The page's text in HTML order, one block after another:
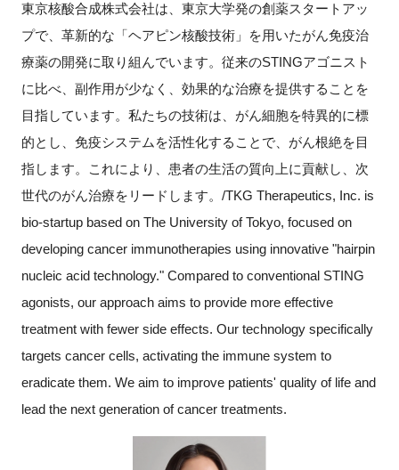
東京核酸合成株式会社は、東京大学発の創薬スタートアッ
プで、革新的な「ヘアピン核酸技術」を用いたがん免疫治
療薬の開発に取り組んでいます。従来のSTINGアゴニスト
に比べ、副作用が少なく、効果的な治療を提供することを
目指しています。私たちの技術は、がん細胞を特異的に標
的とし、免疫システムを活性化することで、がん根絶を目
指します。これにより、患者の生活の質向上に貢献し、次
世代のがん治療をリードします。/TKG Therapeutics, Inc. is
bio-startup based on The University of Tokyo, focused on
developing cancer immunotherapies using innovative "hairpin
nucleic acid technology." Compared to conventional STING
agonists, our approach aims to provide more effective
treatment with fewer side effects. Our technology specifically
targets cancer cells, activating the immune system to
eradicate them. We aim to improve patients' quality of life and
lead the next generation of cancer treatments.